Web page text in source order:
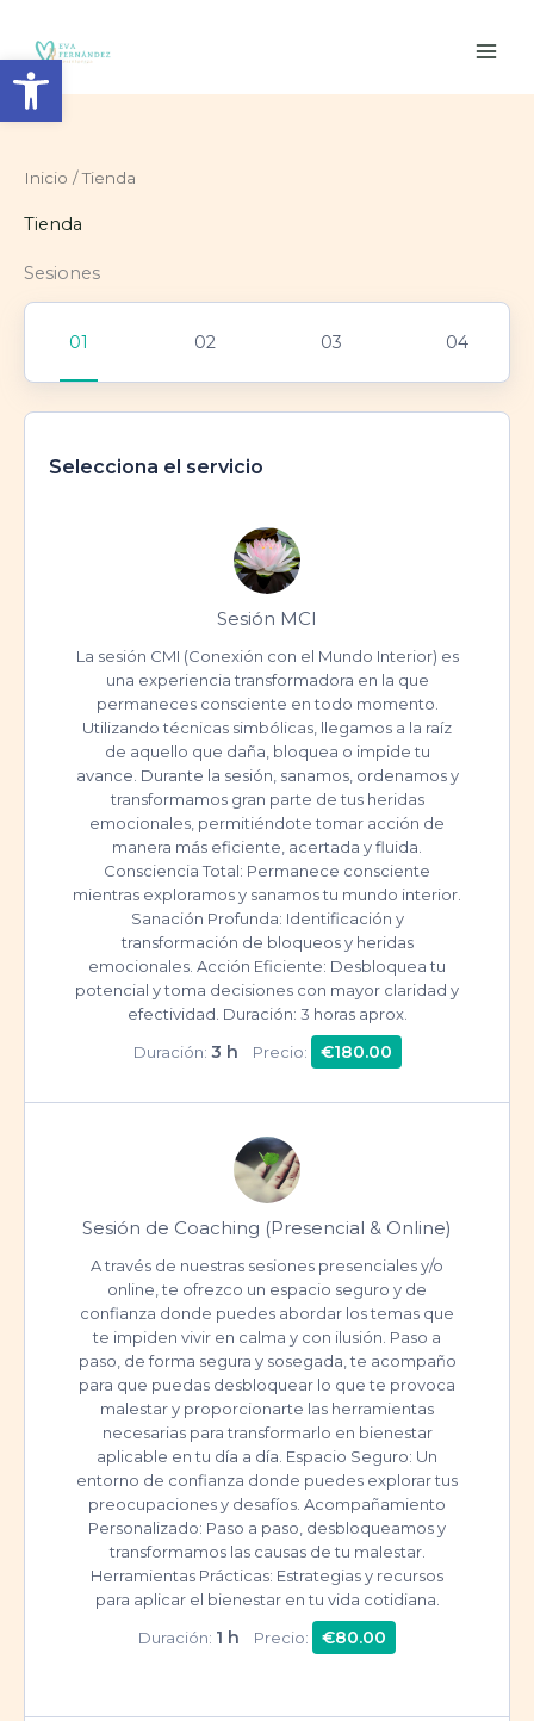
Abrir barra de herramientas
contenido
Inicio / Tienda
Tienda
Sesiones
Selecciona el servicio
Sesión MCI
La sesión CMI (Conexión con el Mundo Interior) es
una experiencia transformadora en la que
permaneces consciente en todo momento.
Utilizando técnicas simbólicas, llegamos a la raíz
de aquello que daña, bloquea o impide tu
avance. Durante la sesión, sanamos, ordenamos y
transformamos gran parte de tus heridas
emocionales, permitiéndote tomar acción de
manera más eficiente, acertada y fluida.
Consciencia Total: Permanece consciente
mientras exploramos y sanamos tu mundo interior.
Sanación Profunda: Identificación y
transformación de bloqueos y heridas
emocionales. Acción Eficiente: Desbloquea tu
potencial y toma decisiones con mayor claridad y
efectividad. Duración: 3 horas aprox.
Duración: 3 h Precio: €180.00
Sesión de Coaching (Presencial & Online)
A través de nuestras sesiones presenciales y/o
online, te ofrezco un espacio seguro y de
confianza donde puedes abordar los temas que
te impiden vivir en calma y con ilusión. Paso a
paso, de forma segura y sosegada, te acompaño
para que puedas desbloquear lo que te provoca
malestar y proporcionarte las herramientas
necesarias para transformarlo en bienestar
aplicable en tu día a día. Espacio Seguro: Un
entorno de confianza donde puedes explorar tus
preocupaciones y desafíos. Acompañamiento
Personalizado: Paso a paso, desbloqueamos y
transformamos las causas de tu malestar.
Herramientas Prácticas: Estrategias y recursos
para aplicar el bienestar en tu vida cotidiana.
Duración: 1 h Precio: €80.00